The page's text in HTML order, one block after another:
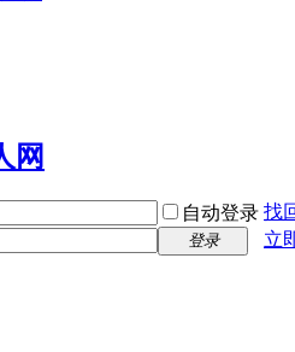
自动登录 找
登录
立